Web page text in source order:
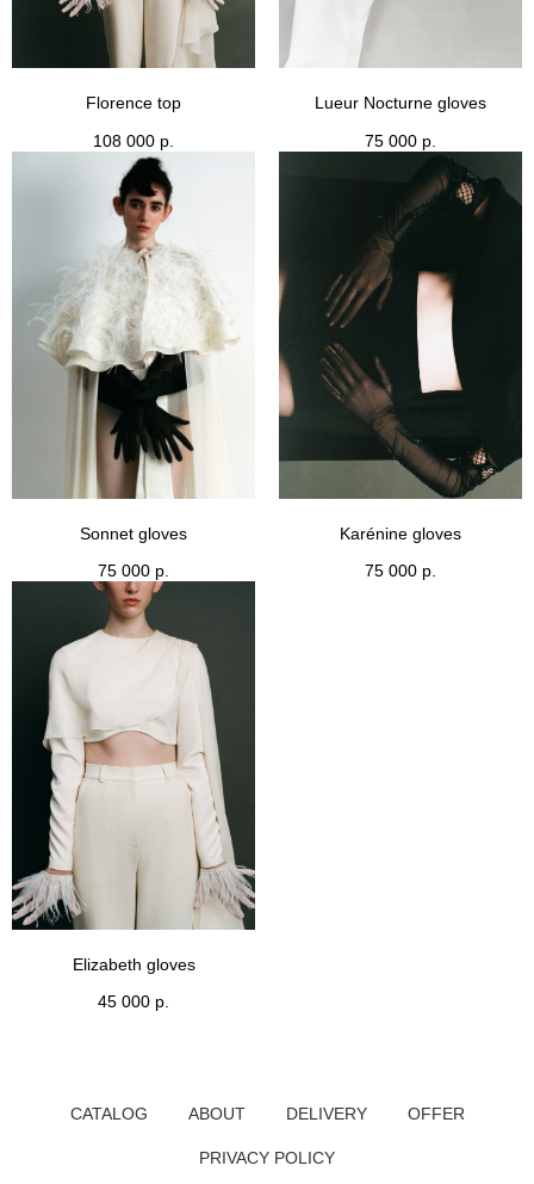
Florence top
108 000 р.
Lueur Nocturne gloves
75 000 р.
Sonnet gloves
75 000 р.
Karénine gloves
75 000 р.
Elizabeth gloves
45 000 р.
CATALOG ABOUT DELIVERY OFFER
PRIVACY POLICY